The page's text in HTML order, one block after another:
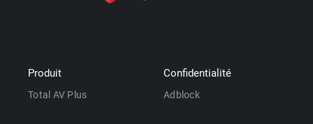
Produit
Total AV Plus
Confidentialité
Adblock